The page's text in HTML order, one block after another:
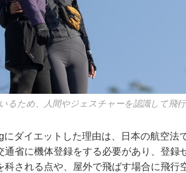
るため、人間やジェスチャーを認識して飛
にダイエットした理由は、日本の航空法
通省に機体登録をする必要があり、登
科される点や、屋外で飛ばす場合に飛